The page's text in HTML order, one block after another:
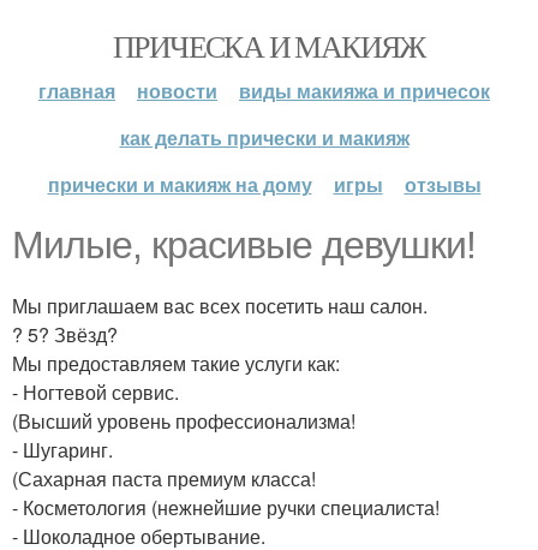
ПРИЧЕСКА И МАКИЯЖ
главная новости
виды макияжа и причесок
как делать прически и макияж
прически и макияж на дому
игры отзывы
Милые, красивые девушки!
Мы приглашаем вас всех посетить наш салон.
? 5? Звёзд?
Мы предоставляем такие услуги как:
- Ногтевой сервис.
(Высший уровень профессионализма!
- Шугаринг.
(Сахарная паста премиум класса!
- Косметология (нежнейшие ручки специалиста!
- Шоколадное обертывание.